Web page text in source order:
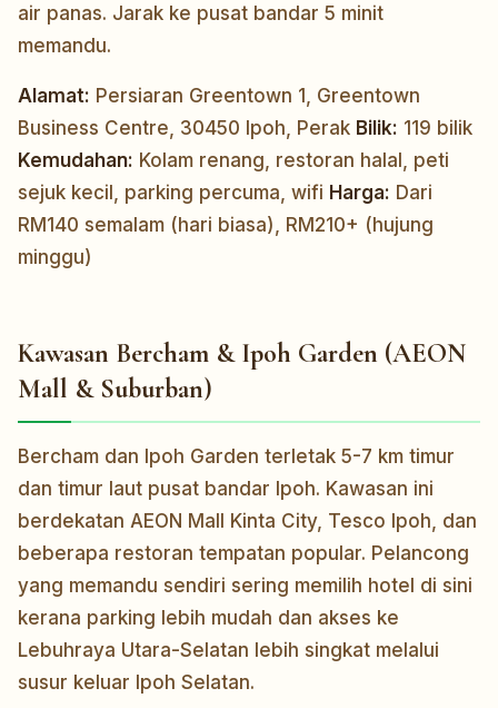
air panas. Jarak ke pusat bandar 5 minit
memandu.
Alamat: Persiaran Greentown 1, Greentown
Business Centre, 30450 Ipoh, Perak Bilik: 119 bilik
Kemudahan: Kolam renang, restoran halal, peti
sejuk kecil, parking percuma, wifi Harga: Dari
RM140 semalam (hari biasa), RM210+ (hujung
minggu)
Kawasan Bercham & Ipoh Garden (AEON
Mall & Suburban)
Bercham dan Ipoh Garden terletak 5-7 km timur
dan timur laut pusat bandar Ipoh. Kawasan ini
berdekatan AEON Mall Kinta City, Tesco Ipoh, dan
beberapa restoran tempatan popular. Pelancong
yang memandu sendiri sering memilih hotel di sini
kerana parking lebih mudah dan akses ke
Lebuhraya Utara-Selatan lebih singkat melalui
susur keluar Ipoh Selatan.